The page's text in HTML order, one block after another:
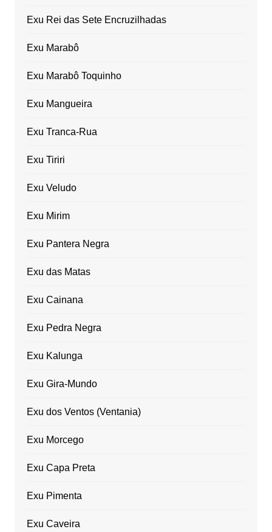
Exu Rei das Sete Encruzilhadas
Exu Marabô
Exu Marabô Toquinho
Exu Mangueira
Exu Tranca-Rua
Exu Tiriri
Exu Veludo
Exu Mirim
Exu Pantera Negra
Exu das Matas
Exu Cainana
Exu Pedra Negra
Exu Kalunga
Exu Gira-Mundo
Exu dos Ventos (Ventania)
Exu Morcego
Exu Capa Preta
Exu Pimenta
Exu Caveira